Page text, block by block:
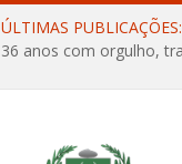
ÚLTIMAS PUBLICAÇÕES: